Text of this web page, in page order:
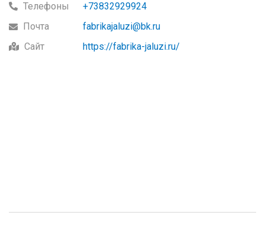
Телефоны
+73832929924
Почта
fabrikajaluzi@bk.ru
Сайт
https://fabrika-jaluzi.ru/